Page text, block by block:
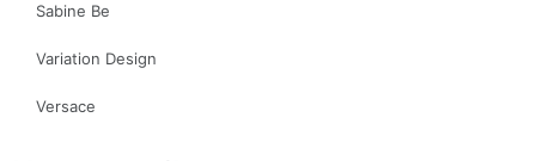
Sabine Be
Variation Design
Versace